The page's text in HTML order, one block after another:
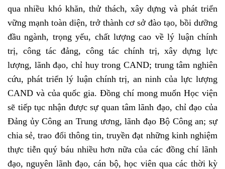
qua nhiều khó khăn, thử thách, xây dựng và phát triển
vững mạnh toàn diện, trở thành cơ sở đào tạo, bồi dưỡng
đầu ngành, trọng yếu, chất lượng cao về lý luận chính
trị, công tác đảng, công tác chính trị, xây dựng lực
lượng, lãnh đạo, chỉ huy trong CAND; trung tâm nghiên
cứu, phát triển lý luận chính trị, an ninh của lực lượng
CAND và của quốc gia. Đồng chí mong muốn Học viện
sẽ tiếp tục nhận được sự quan tâm lãnh đạo, chỉ đạo của
Đảng ủy Công an Trung ương, lãnh đạo Bộ Công an; sự
chia sẻ, trao đổi thông tin, truyền đạt những kinh nghiệm
thực tiễn quý báu nhiều hơn nữa của các đồng chí lãnh
đạo, nguyên lãnh đạo, cán bộ, học viên qua các thời kỳ